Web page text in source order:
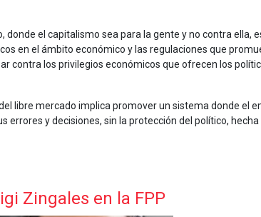
donde el capitalismo sea para la gente y no contra ella,
en el ámbito económico y las regulaciones que
contra los privilegios económicos que ofrecen los
libre mercado implica promover un sistema donde el
errores y decisiones, sin la protección del político,
Zingales en la FPP